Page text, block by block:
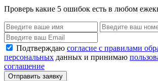
Проверь какие 5 ошибок есть в любом
Подтверждаю согласие с правилами
персональных данных и принимаю
соглашение
Отправить заявку